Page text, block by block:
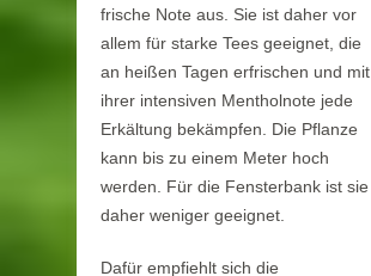
frische Note aus. Sie ist daher vor
allem für starke Tees geeignet, die
an heißen Tagen erfrischen und mit
ihrer intensiven Mentholnote jede
Erkältung bekämpfen. Die Pflanze
kann bis zu einem Meter hoch
werden. Für die Fensterbank ist sie
daher weniger geeignet.
Dafür empfiehlt sich die